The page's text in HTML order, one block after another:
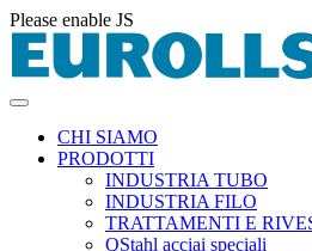
Please enable JS
CHI SIAMO
PRODOTTI
INDUSTRIA TUBO
INDUSTRIA FILO
TRATTAMENTI E
QStahl acciai speciali